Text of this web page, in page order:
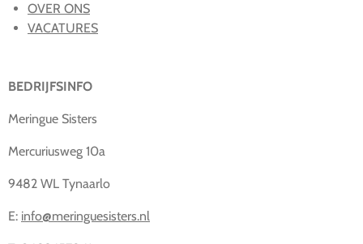
OVER ONS
VACATURES
BEDRIJFSINFO
Meringue Sisters
Mercuriusweg 10a
9482 WL Tynaarlo
E: info@meringuesisters.nl